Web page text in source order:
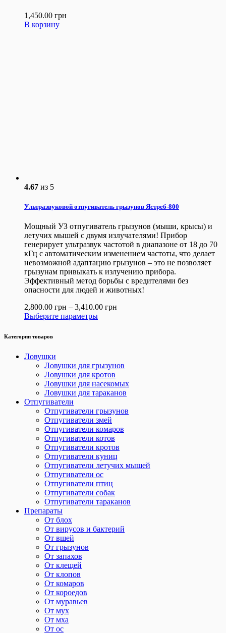
1,450.00 грн
В корзину
4.67 из 5
Ультразвуковой отпугиватель грызунов Ястреб-800
Мощный УЗ отпугиватель грызунов (мыши, крысы) и
летучих мышей с двумя излучателями! Прибор
генерирует ультразвук частотой в диапазоне от 18 до 70
кГц с автоматическим изменением частоты, что делает
невозможной адаптацию грызунов – это не позволяет
грызунам привыкать к излучению прибора.
Эффективный метод борьбы с вредителями без
опасности для людей и животных!
2,800.00 грн – 3,410.00 грн
Выберите параметры
Категории товаров
Ловушки
Ловушки для грызунов
Ловушки для кротов
Ловушки для насекомых
Ловушки для тараканов
Отпугиватели
Отпугиватели грызунов
Отпугиватели змей
Отпугиватели комаров
Отпугиватели котов
Отпугиватели кротов
Отпугиватели куниц
Отпугиватели летучих мышей
Отпугиватели ос
Отпугиватели птиц
Отпугиватели собак
Отпугиватели тараканов
Препараты
От блох
От вирусов и бактерий
От вшей
От грызунов
От запахов
От клещей
От клопов
От комаров
От короедов
От муравьев
От мух
От мха
От ос